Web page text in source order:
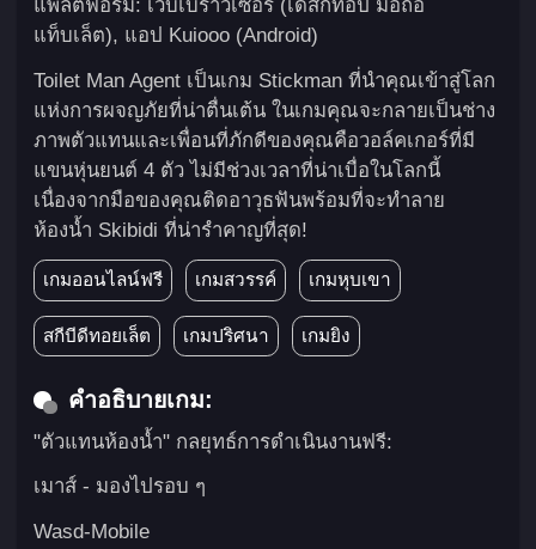
แพลตฟอร์ม: เว็บเบราว์เซอร์ (เดสก์ท็อป มือถือ
แท็บเล็ต), แอป Kuiooo (Android)
Toilet Man Agent เป็นเกม Stickman ที่นำคุณเข้าสู่โลก
แห่งการผจญภัยที่น่าตื่นเต้น ในเกมคุณจะกลายเป็นช่าง
ภาพตัวแทนและเพื่อนที่ภักดีของคุณคือวอล์คเกอร์ที่มี
แขนหุ่นยนต์ 4 ตัว ไม่มีช่วงเวลาที่น่าเบื่อในโลกนี้
เนื่องจากมือของคุณติดอาวุธฟันพร้อมที่จะทำลาย
ห้องน้ำ Skibidi ที่น่ารำคาญที่สุด!
เกมออนไลน์ฟรี เกมสวรรค์ เกมหุบเขา
สกีบีดีทอยเล็ต เกมปริศนา เกมยิง
คำอธิบายเกม:
"ตัวแทนห้องน้ำ" กลยุทธ์การดำเนินงานฟรี:
เมาส์ - มองไปรอบ ๆ
Wasd-Mobile